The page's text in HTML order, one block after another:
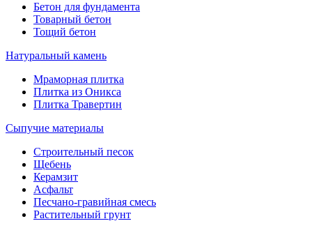
Бетон для фундамента
Товарный бетон
Тощий бетон
Натуральный камень
Мраморная плитка
Плитка из Оникса
Плитка Травертин
Сыпучие материалы
Строительный песок
Щебень
Керамзит
Асфальт
Песчано-гравийная смесь
Растительный грунт